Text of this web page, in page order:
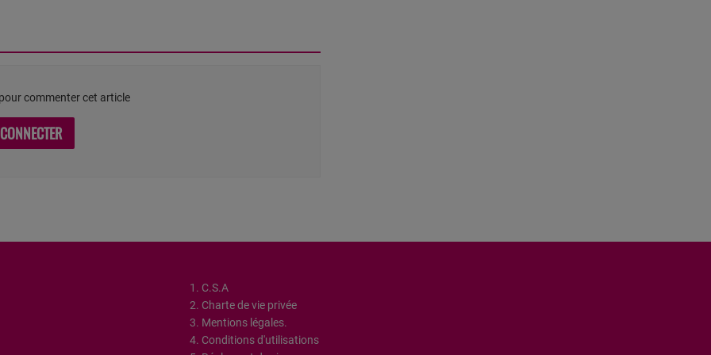
commenter cet article
1. C.S.A
2. Charte de vie privée
3. Mentions légales.
4. Conditions d'utilisations